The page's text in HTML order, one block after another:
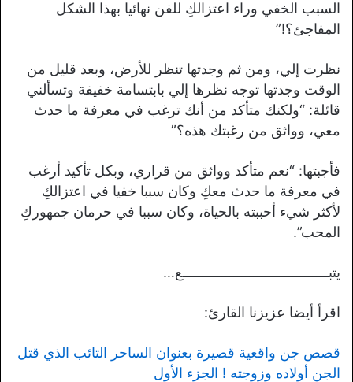
السبب الخفي وراء اعتزالكِ للفن نهائيا بهذا الشكل
المفاجئ؟!”
نظرت إلي، ومن ثم وجدتها تنظر للأرض، وبعد قليل من
الوقت وجدتها توجه نظرها إلي بابتسامة خفيفة وتسألني
قائلة: “ولكنك متأكد من أنك ترغب في معرفة ما حدث
معي، وواثق من رغبتك هذه؟”
فأجبتها: “نعم متأكد وواثق من قراري، وبكل تأكيد أرغب
في معرفة ما حدث معكِ وكان سببا خفيا في اعتزالكِ
لأكثر شيء أحببته بالحياة، وكان سببا في حرمان جمهوركِ
المحب”.
يتبـــــــــــــــــــــــــــــــــــــع…
اقرأ أيضا عزيزنا القارئ:
قصص جن واقعية قصيرة بعنوان الساحر التائب الذي قتل
الجن أولاده وزوجته ! الجزء الأول